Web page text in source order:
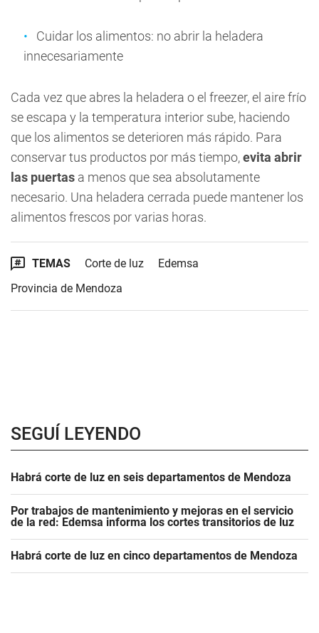
Cuidar los alimentos: no abrir la heladera
innecesariamente
Cada vez que abres la heladera o el freezer, el aire frío
se escapa y la temperatura interior sube, haciendo
que los alimentos se deterioren más rápido. Para
conservar tus productos por más tiempo,evita abrir
las puertas a menos que sea absolutamente
necesario. Una heladera cerrada puede mantener los
alimentos frescos por varias horas.
TEMAS Corte de luz
Edemsa
Provincia de Mendoza
SEGUÍ LEYENDO
Habrá corte de luz en seis departamentos de Mendoza
Por trabajos de mantenimiento y mejoras en el servicio
de la red: Edemsa informa los cortes transitorios de luz
Habrá corte de luz en cinco departamentos de Mendoza